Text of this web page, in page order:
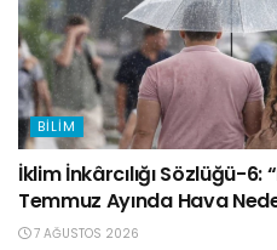
BILIM
İklim İnkârcılığı Sözlüğü-6:
Temmuz Ayında Hava
7 AĞUSTOS 2026